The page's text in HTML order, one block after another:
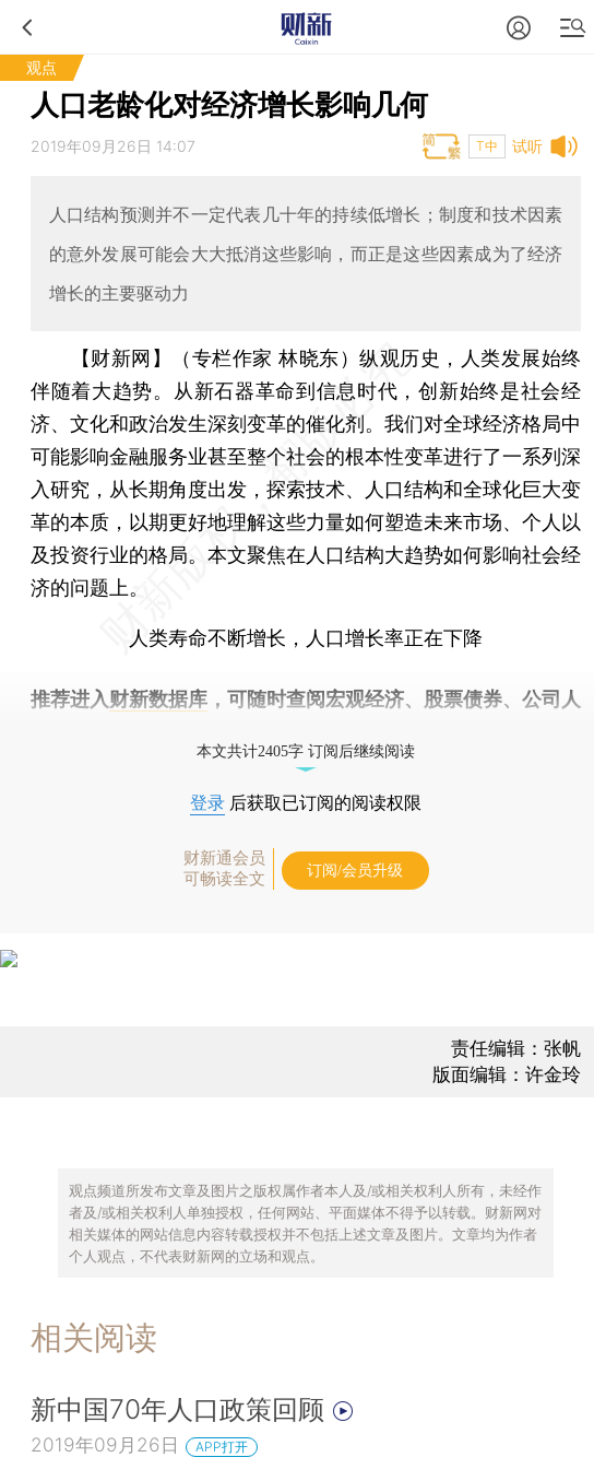
观点
人口老龄化对经济增长影响几何
试听
2019年09月26日 14:07 T中
人口结构预测并不一定代表几十年的持续低增长；制度和技术因素
的意外发展可能会大大抵消这些影响，而正是这些因素成为了经济
增长的主要驱动力
【财新网】（专栏作家 林晓东）纵观历史，人类发展始终
伴随着大趋势。从新石器革命到信息时代，创新始终是社会经
济、文化和政治发生深刻变革的催化剂。我们对全球经济格局中
可能影响金融服务业甚至整个社会的根本性变革进行了一系列深
入研究，从长期角度出发，探索技术、人口结构和全球化巨大变
革的本质，以期更好地理解这些力量如何塑造未来市场、个人以
及投资行业的格局。本文聚焦在人口结构大趋势如何影响社会经
济的问题上。
人类寿命不断增长，人口增长率正在下降
推荐进入财新数据库 ，可随时查阅宏观经济、股票债券、公司人
本文共计2405字 订阅后继续阅读
登录 后获取已订阅的阅读权限
财新通会员
可畅读全文
订阅/会员升级
责任编辑：张帆
版面编辑：许金玲
观点频道所发布文章及图片之版权属作者本人及/或相关权利人所有，未经作
者及/或相关权利人单独授权，任何网站、平面媒体不得予以转载。财新网对
相关媒体的网站信息内容转载授权并不包括上述文章及图片。文章均为作者
个人观点，不代表财新网的立场和观点。
相关阅读
新中国70年人口政策回顾
2019年09月26日 APP打开